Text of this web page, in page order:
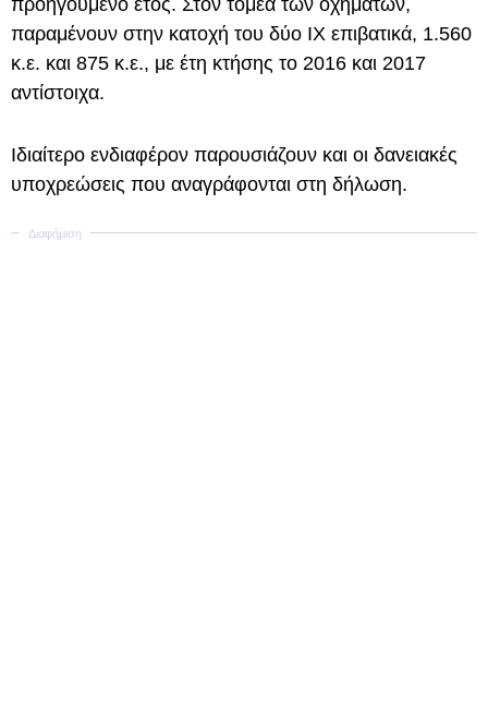
παραμένουν στην κατοχή του δύο ΙΧ επιβατικά, 1.560
κ.ε. και 875 κ.ε., με έτη κτήσης το 2016 και 2017
αντίστοιχα.
Ιδιαίτερο ενδιαφέρον παρουσιάζουν και οι δανειακές
υποχρεώσεις που αναγράφονται στη δήλωση.